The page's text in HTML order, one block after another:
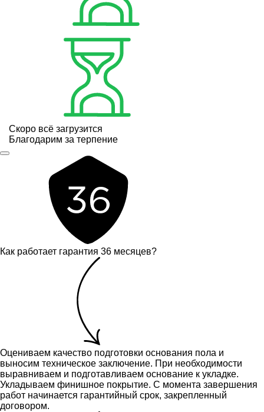
Скоро всё загрузится
Благодарим за терпение
Как работает гарантия 36 месяцев?
Оцениваем качество подготовки основания пола и
выносим техническое заключение. При необходимости
выравниваем и подготавливаем основание к укладке.
Укладываем финишное покрытие. С момента завершения
работ начинается гарантийный срок, закрепленный
договором.